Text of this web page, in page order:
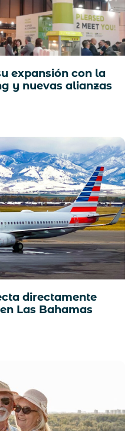
expansión con la
y nuevas alianzas
directamente
Las Bahamas